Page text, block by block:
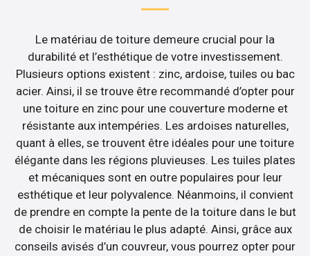
Le matériau de toiture demeure crucial pour la
durabilité et l’esthétique de votre investissement.
Plusieurs options existent : zinc, ardoise, tuiles ou bac
acier. Ainsi, il se trouve être recommandé d’opter pour
une toiture en zinc pour une couverture moderne et
résistante aux intempéries. Les ardoises naturelles,
quant à elles, se trouvent être idéales pour une toiture
élégante dans les régions pluvieuses. Les tuiles plates
et mécaniques sont en outre populaires pour leur
esthétique et leur polyvalence. Néanmoins, il convient
de prendre en compte la pente de la toiture dans le but
de choisir le matériau le plus adapté. Ainsi, grâce aux
conseils avisés d’un couvreur, vous pourrez opter pour